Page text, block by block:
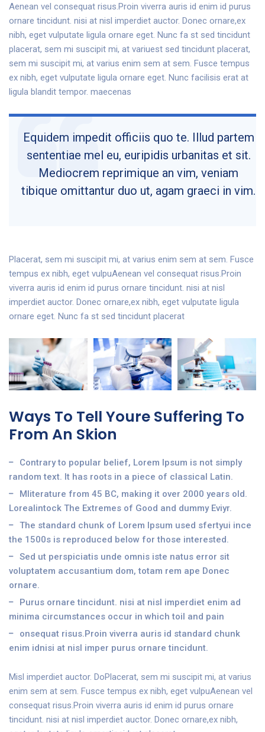
Aenean vel consequat risus.Proin viverra auris id enim id purus
ornare tincidunt. nisi at nisl imperdiet auctor. Donec ornare,ex
nibh, eget vulputate ligula ornare eget. Nunc fa st sed tincidunt
placerat, sem mi suscipit mi, at variuest sed tincidunt placerat,
sem mi suscipit mi, at varius enim sem at sem. Fusce tempus
ex nibh, eget vulputate ligula ornare eget. Nunc facilisis erat at
ligula blandit tempor. maecenas
Equidem impedit officiis quo te. Illud partem
sententiae mel eu, euripidis urbanitas et sit.
Mediocrem reprimique an vim, veniam
tibique omittantur duo ut, agam graeci in vim.
Placerat, sem mi suscipit mi, at varius enim sem at sem. Fusce
tempus ex nibh, eget vulpuAenean vel consequat risus.Proin
viverra auris id enim id purus ornare tincidunt. nisi at nisl
imperdiet auctor. Donec ornare,ex nibh, eget vulputate ligula
ornare eget. Nunc fa st sed tincidunt placerat
Ways To Tell Youre Suffering To
From An Skion
Contrary to popular belief, Lorem Ipsum is not simply
random text. It has roots in a piece of classical Latin.
Mliterature from 45 BC, making it over 2000 years old.
Lorealintock The Extremes of Good and dummy Eviyr.
The standard chunk of Lorem Ipsum used sfertyui ince
the 1500s is reproduced below for those interested.
Sed ut perspiciatis unde omnis iste natus error sit
voluptatem accusantium dom, totam rem ape Donec
ornare.
Purus ornare tincidunt. nisi at nisl imperdiet enim ad
minima circumstances occur in which toil and pain
onsequat risus.Proin viverra auris id standard chunk
enim idnisi at nisl imper purus ornare tincidunt.
Misl imperdiet auctor. DoPlacerat, sem mi suscipit mi, at varius
enim sem at sem. Fusce tempus ex nibh, eget vulpuAenean vel
consequat risus.Proin viverra auris id enim id purus ornare
tincidunt. nisi at nisl imperdiet auctor. Donec ornare,ex nibh,